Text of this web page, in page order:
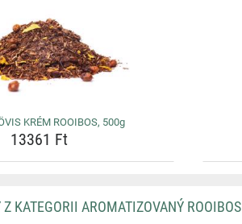
KRÉM ROOIBOS, 500g
13361 Ft
KATEGORII AROMATIZOVANÝ ROOIBOS